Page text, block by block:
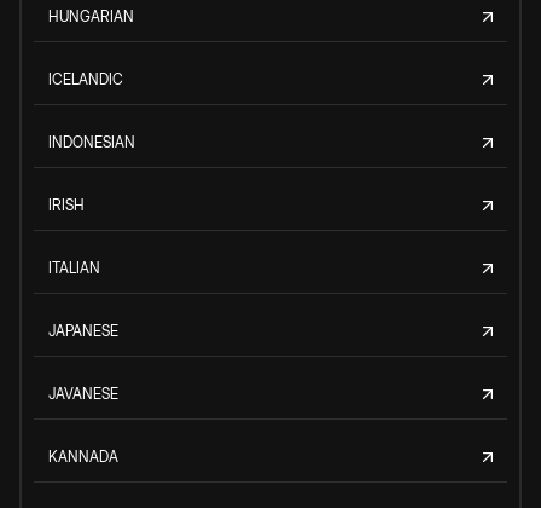
HUNGARIAN
ICELANDIC
INDONESIAN
IRISH
ITALIAN
JAPANESE
JAVANESE
KANNADA